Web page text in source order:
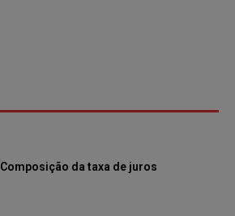
Composição da taxa de juros